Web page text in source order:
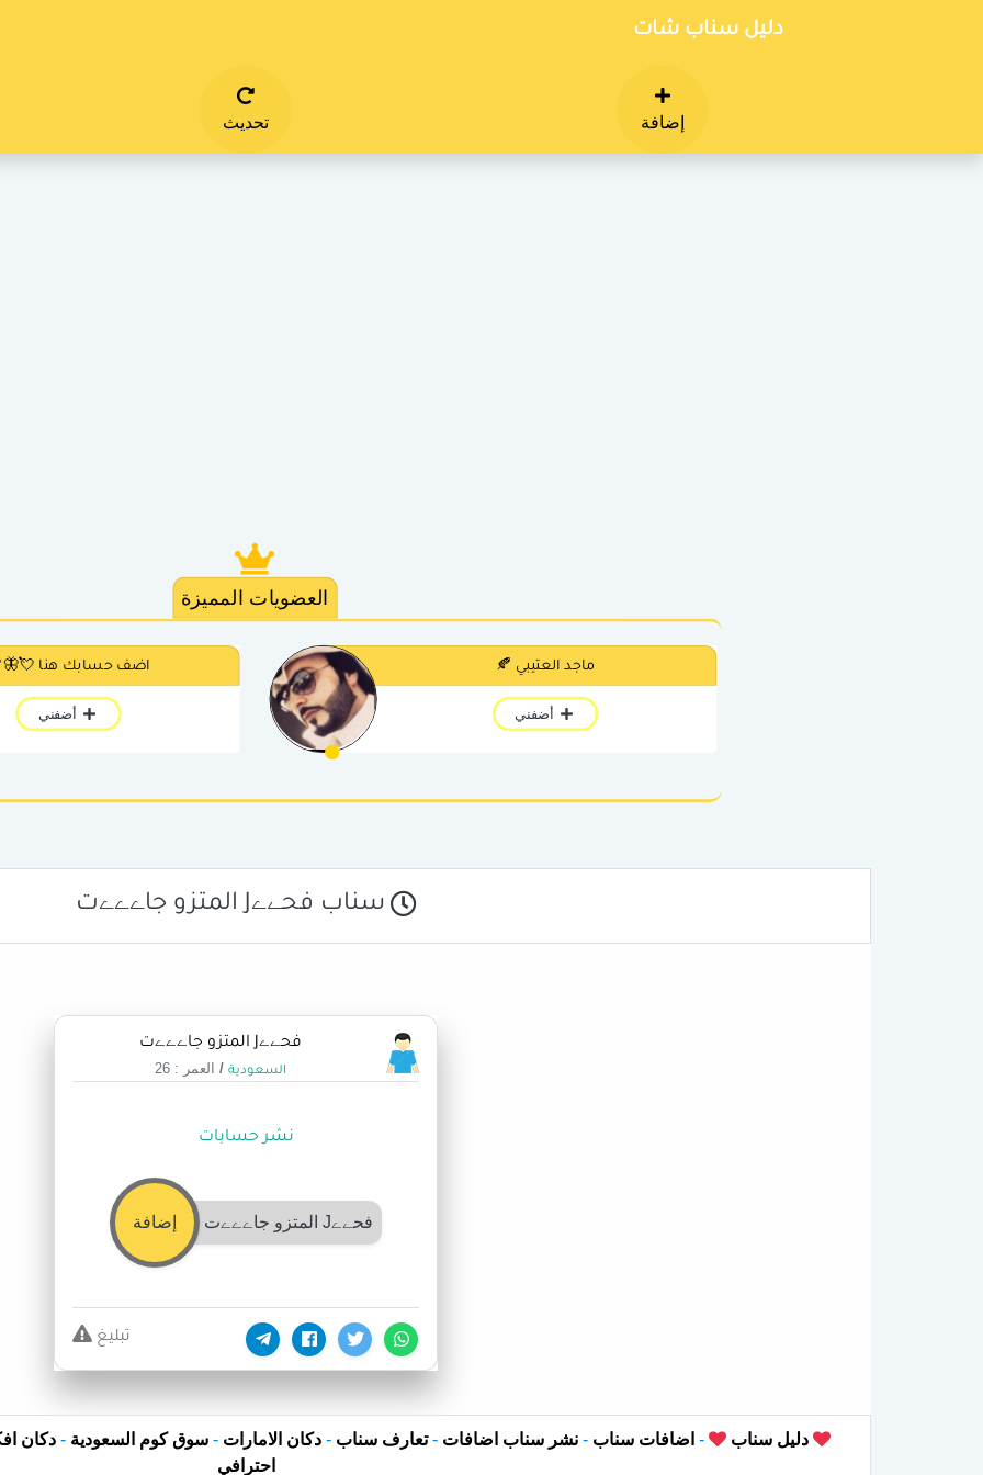
دليل سناب شات
إضافة تحديث
العضويات المميزة
ماجد العتيبي 🍂
أضفني
اضف حسابك هنا
أضفني
سناب فحےےJ المتزو جاےےےت
فحےےJ المتزو جاےےےت
السعودية / العمر : 26
نشر حسابات
فحےےJ المتزو جاےےےت إضافة
تبليغ
دليل سناب - اضافات سناب - نشر سناب اضافات - تعارف سناب - دكان الامارات - سوق كوم السعودية - دكان
احترافي